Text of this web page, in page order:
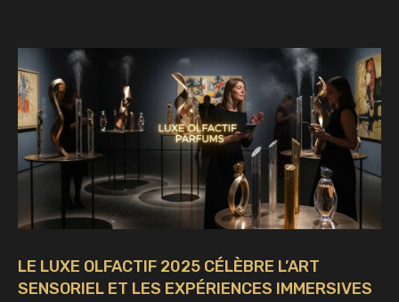
LE LUXE OLFACTIF 2025 CÉLÈBRE L’ART
SENSORIEL ET LES EXPÉRIENCES IMMERSIVES